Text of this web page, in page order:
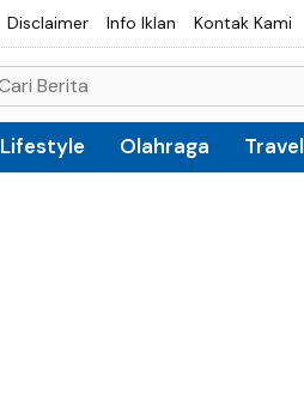
Disclaimer Info Iklan Kontak Kami
Lifestyle Olahraga Travel